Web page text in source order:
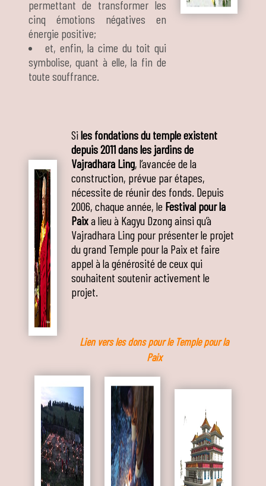
permettant de transformer les
cinq émotions négatives en
énergie positive;
et, enfin, la cime du toit qui
symbolise, quant à elle, la fin de
toute souffrance.
Siles fondations du temple existent
depuis 2011 dans les jardins de
Vajradhara Ling, l’avancée de la
construction, prévue par étapes,
nécessite de réunir des fonds. Depuis
2006, chaque année, le Festival pour la
Paixa lieu à Kagyu Dzong ainsi qu’à
Vajradhara Ling pour présenter le projet
du grand Temple pour la Paix et faire
appel à la générosité de ceux qui
souhaitent soutenir activement le
projet.
Lien vers les dons pour le Temple pour la
Paix